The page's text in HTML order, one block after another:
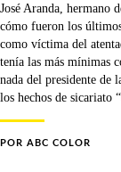
José Aranda, hermano
cómo fueron los
como víctima del
tenía las más mínimas
nada del presidente de
los hechos de sicariato
POR ABC COLOR